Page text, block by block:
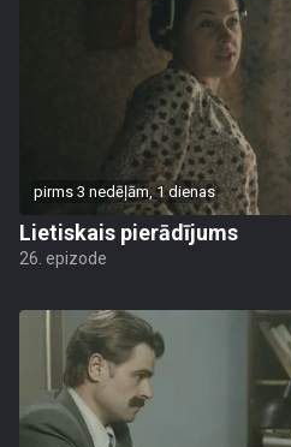
pirms 3 nedēļām, 1 dienas
Lietiskais pierādījums
26. epizode